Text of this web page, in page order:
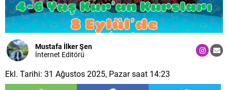
Mustafa İlker Şen
İnternet Editörü
Ekl. Tarihi: 31 Ağustos 2025, Pazar saat 14:23